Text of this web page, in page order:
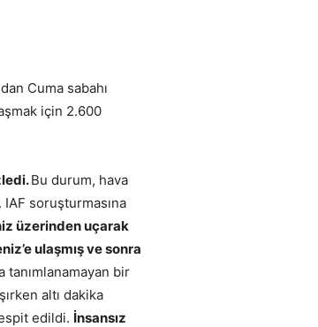
Cuma sabahı
için 2.600
Bu durum, hava
IAF soruşturmasına
üzerinden uçarak
ulaşmış ve sonra
tanımlanamayan bir
altı dakika
edildi. İnsansız